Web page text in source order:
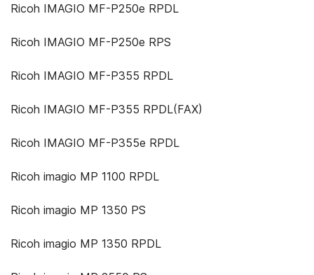
Ricoh IMAGIO MF-P250e RPDL
Ricoh IMAGIO MF-P250e RPS
Ricoh IMAGIO MF-P355 RPDL
Ricoh IMAGIO MF-P355 RPDL(FAX)
Ricoh IMAGIO MF-P355e RPDL
Ricoh imagio MP 1100 RPDL
Ricoh imagio MP 1350 PS
Ricoh imagio MP 1350 RPDL